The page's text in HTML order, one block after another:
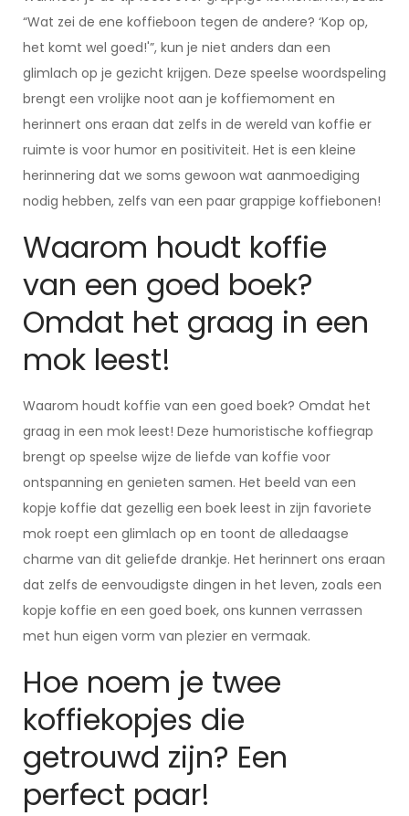
“Wat zei de ene koffieboon tegen de andere? ‘Kop op,
het komt wel goed!'”, kun je niet anders dan een
glimlach op je gezicht krijgen. Deze speelse woordspeling
brengt een vrolijke noot aan je koffiemoment en
herinnert ons eraan dat zelfs in de wereld van koffie er
ruimte is voor humor en positiviteit. Het is een kleine
herinnering dat we soms gewoon wat aanmoediging
nodig hebben, zelfs van een paar grappige koffiebonen!
Waarom houdt koffie
van een goed boek?
Omdat het graag in een
mok leest!
Waarom houdt koffie van een goed boek? Omdat het
graag in een mok leest! Deze humoristische koffiegrap
brengt op speelse wijze de liefde van koffie voor
ontspanning en genieten samen. Het beeld van een
kopje koffie dat gezellig een boek leest in zijn favoriete
mok roept een glimlach op en toont de alledaagse
charme van dit geliefde drankje. Het herinnert ons eraan
dat zelfs de eenvoudigste dingen in het leven, zoals een
kopje koffie en een goed boek, ons kunnen verrassen
met hun eigen vorm van plezier en vermaak.
Hoe noem je twee
koffiekopjes die
getrouwd zijn? Een
perfect paar!